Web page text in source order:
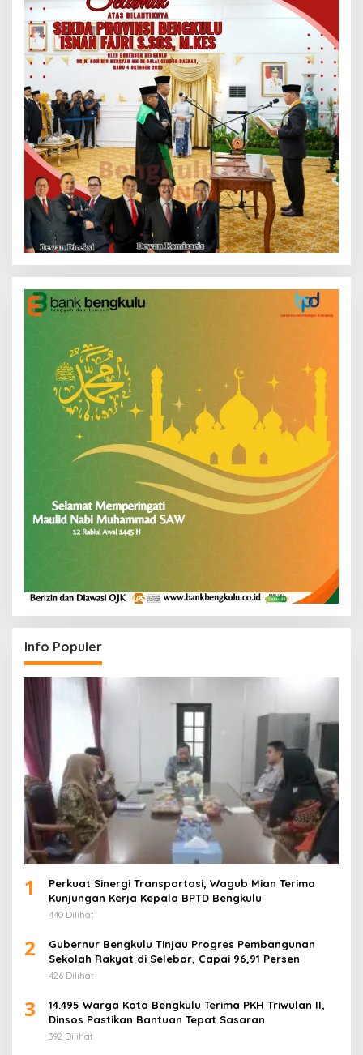
Info Populer
1
Perkuat Sinergi Transportasi, Wagub Mian Terima
Kunjungan Kerja Kepala BPTD Bengkulu
440 Dilihat
2
Gubernur Bengkulu Tinjau Progres Pembangunan
Sekolah Rakyat di Selebar, Capai 96,91 Persen
426 Dilihat
3
14.495 Warga Kota Bengkulu Terima PKH Triwulan II,
Dinsos Pastikan Bantuan Tepat Sasaran
392 Dilihat